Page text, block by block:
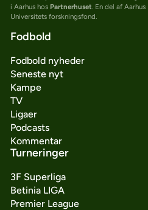
i Aarhus hos Partnerhuset. En del af Aarhus
Universitets forskningsfond.
Fodbold
Fodbold nyheder
Seneste nyt
Kampe
TV
Ligaer
Podcasts
Kommentar
Turneringer
3F Superliga
Betinia LIGA
Premier League